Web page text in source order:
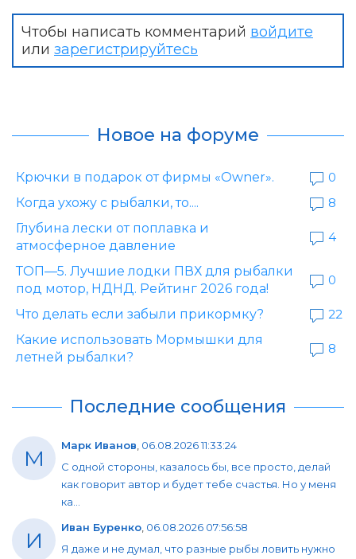
Чтобы написать комментарий войдите
или зарегистрируйтесь
Новое на форуме
Крючки в подарок от фирмы «Owner».
0
Когда ухожу с рыбалки, то....
8
Глубина лески от поплавка и
атмосферное давление
4
ТОП—5. Лучшие лодки ПВХ для рыбалки
под мотор, НДНД. Рейтинг 2026 года!
0
Что делать если забыли прикормку?
22
Какие использовать Мормышки для
летней рыбалки?
8
Последние сообщения
М Марк Иванов, 06.08.2026 11:33:24
С одной стороны, казалось бы, все просто, делай
как говорит автор и будет тебе счастья. Но у меня
ка...
И Иван Буренко, 06.08.2026 07:56:58
Я даже и не думал, что разные рыбы ловить нужно